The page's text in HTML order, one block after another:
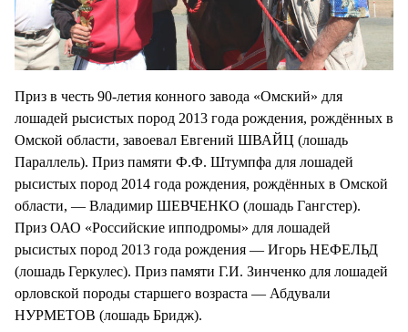
Приз в честь 90-летия конного завода «Омский» для
лошадей рысистых пород 2013 года рождения, рождённых в
Омской области, завоевал Евгений ШВАЙЦ (лошадь
Параллель). Приз памяти Ф.Ф. Штумпфа для лошадей
рысистых пород 2014 года рождения, рождённых в Омской
области, — Владимир ШЕВЧЕНКО (лошадь Гангстер).
Приз ОАО «Российские ипподромы» для лошадей
рысистых пород 2013 года рождения — Игорь НЕФЕЛЬД
(лошадь Геркулес). Приз памяти Г.И. Зинченко для лошадей
орловской породы старшего возраста — Абдували
НУРМЕТОВ (лошадь Бридж).